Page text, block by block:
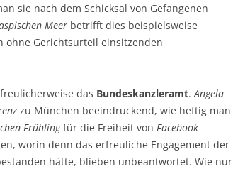
sie nach dem Schicksal von Gefangenen
Meer betrifft dies beispielsweise
ohne Gerichtsurteil einsitzenden
das Bundeskanzleramt.Angela
zu München beeindruckend, wie heftig man
Frühlingfür die Freiheit von Facebook
worin denn das erfreuliche Engagement der
hätte, blieben unbeantwortet. Wie nur